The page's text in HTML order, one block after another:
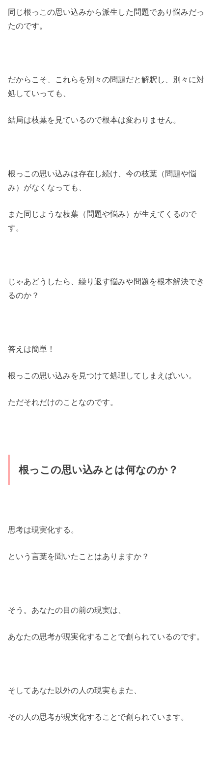
同じ根っこの思い込みから派生した問題であり悩みだっ
たのです。
だからこそ、これらを別々の問題だと解釈し、別々に対
処していっても、
結局は枝葉を見ているので根本は変わりません。
根っこの思い込みは存在し続け、今の枝葉（問題や悩
み）がなくなっても、
また同じような枝葉（問題や悩み）が生えてくるので
す。
じゃあどうしたら、繰り返す悩みや問題を根本解決でき
るのか？
答えは簡単！
根っこの思い込みを見つけて処理してしまえばいい。
ただそれだけのことなのです。
根っこの思い込みとは何なのか？
思考は現実化する。
という言葉を聞いたことはありますか？
そう。あなたの目の前の現実は、
あなたの思考が現実化することで創られているのです。
そしてあなた以外の人の現実もまた、
その人の思考が現実化することで創られています。